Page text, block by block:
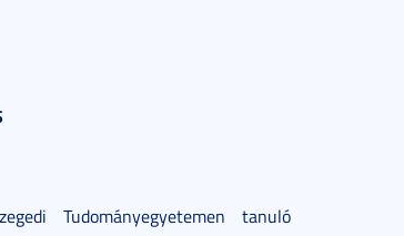
Tudományegyetemen tanuló